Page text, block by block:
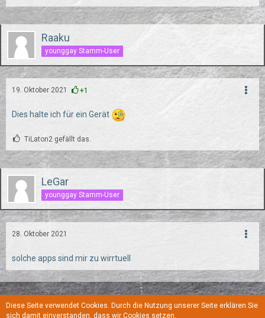
Raaku
younggay Stamm-User
19. Oktober 2021 +1
Dies halte ich für ein Gerät
TiLaton2 gefällt das.
LeGar
younggay Stamm-User
28. Oktober 2021
solche apps sind mir zu wirrtuell
Regeln Datenschutzerklärung Kontakt
Diese Seite verwendet Cookies. Durch die Nutzung unserer Seite erklären Sie
sich damit einverstanden, dass wir Cookies setzen.